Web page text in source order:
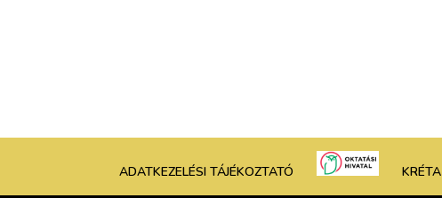
ADATKEZELÉSI TÁJÉKOZTATÓ KRÉTA